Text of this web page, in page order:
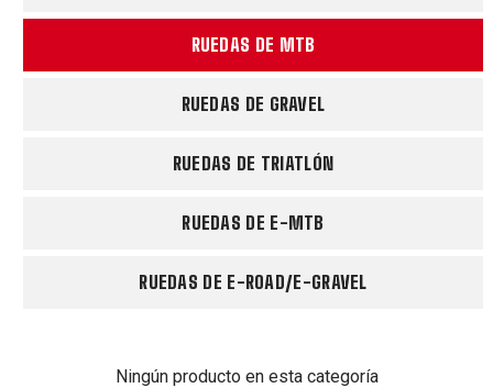
RUEDAS DE MTB
RUEDAS DE GRAVEL
RUEDAS DE TRIATLÓN
RUEDAS DE E-MTB
RUEDAS DE E-ROAD/E-GRAVEL
Ningún producto en esta categoría